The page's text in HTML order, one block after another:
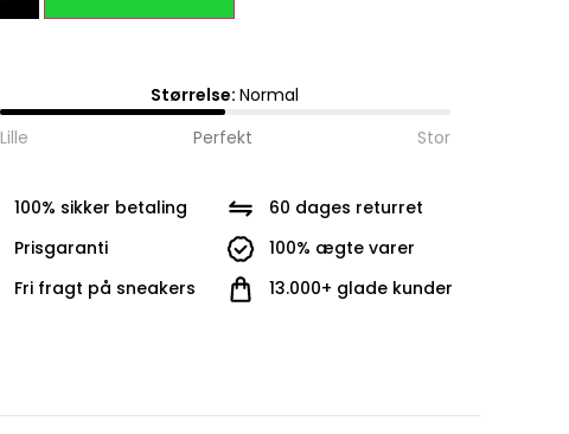
Størrelse:Normal
Lille
Perfekt Stor
100% sikker betaling
Prisgaranti
Fri fragt på sneakers
60 dages returret
100% ægte varer
13.000+ glade kunder